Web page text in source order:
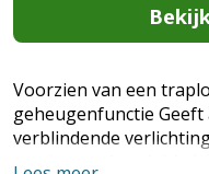
Voorzien van een
geheugenfunctie
verblindende
centimeter